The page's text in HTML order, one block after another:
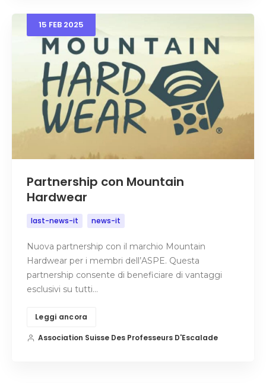
15 FEB 2025
Partnership con Mountain
Hardwear
last-news-it news-it
Nuova partnership con il marchio Mountain
Hardwear per i membri dell’ASPE. Questa
partnership consente di beneficiare di vantaggi
esclusivi su tutti…
Leggi ancora
Association Suisse Des Professeurs D'Escalade